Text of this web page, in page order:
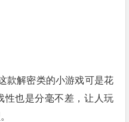
款解密类的小游戏可是花
性也是分毫不差，让人玩